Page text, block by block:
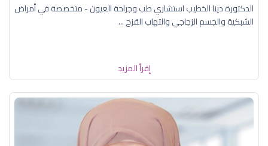
الدكتورة دينا الخطيب استشاري طب وجراحة العيون - متخصصة في أمراض
الشبكية والجسم الزجاجي والتهاب القزح ...
إقرأ المزيد